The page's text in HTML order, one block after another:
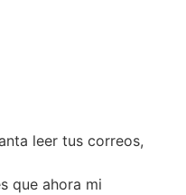
leer tus correos,
que ahora mi